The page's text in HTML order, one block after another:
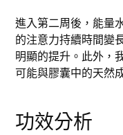
進入第二周後，能量
的注意力持續時間變
明顯的提升。此外，
可能與膠囊中的天然
功效分析